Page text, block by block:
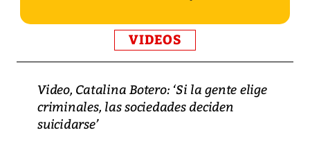
VIDEOS
Video, Catalina Botero: ‘Si la gente elige
criminales, las sociedades deciden
suicidarse’